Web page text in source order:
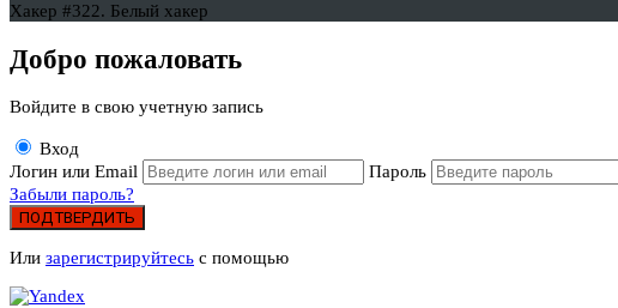
Хакер #322. Белый хакер
Добро пожаловать
Войдите в свою учетную запись
Вход
Логин или Email
Пароль
Забыли пароль?
ПОДТВЕРДИТЬ
Или зарегистрируйтесь с помощью